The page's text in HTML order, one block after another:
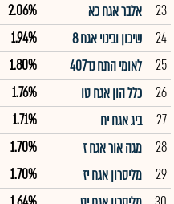
23
אלבר אגח כא 2.06%
24
שיכון ובינוי אגח 8 1.94%
25
לאומי התח נד407 1.80%
26
כלל הון אגח טו 1.76%
27
ביג אגח יח 1.71%
28
מגה אור אגח ז 1.70%
29
מליסרון אגח יז 1.70%